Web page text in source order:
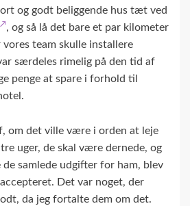
og godt beliggende hus tæt ved
, og så lå det bare et par kilometer
team skulle installere
særdeles rimelig på den tid af
penge at spare i forhold til
om det ville være i orden at leje
uger, de skal være dernede, og
samlede udgifter for ham, blev
Det var noget, der
da jeg fortalte dem om det.